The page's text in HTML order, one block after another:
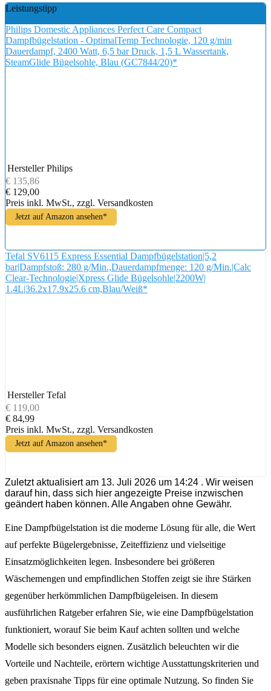
Leistungstipp
Philips Domestic Appliances Perfect Care Compact
Dampfbügelstation - OptimalTemp Technologie, 120 g/min
Dauerdampf, 2400 Watt, 6,5 bar Druck, 1,5 L Wassertank,
SteamGlide Bügelsohle, Blau (GC7844/20)*
Hersteller Philips
€ 135,86
€ 129,00
Preis inkl. MwSt., zzgl. Versandkosten
Jetzt auf Amazon ansehen*
Tefal SV6115 Express Essential Dampfbügelstation|5,2
bar|Dampfstoß: 280 g/Min.,Dauerdampfmenge: 120 g/Min.|Calc
Clear-Technologie|Xpress Glide Bügelsohle|2200W|
1.4L|36.2x17.9x25.6 cm,Blau/Weiß*
Hersteller Tefal
€ 119,00
€ 84,99
Preis inkl. MwSt., zzgl. Versandkosten
Jetzt auf Amazon ansehen*
Zuletzt aktualisiert am 13. Juli 2026 um 14:24 . Wir weisen
darauf hin, dass sich hier angezeigte Preise inzwischen
geändert haben können. Alle Angaben ohne Gewähr.
Eine Dampfbügelstation ist die moderne Lösung für alle, die Wert
auf perfekte Bügelergebnisse, Zeiteffizienz und vielseitige
Einsatzmöglichkeiten legen. Insbesondere bei größeren
Wäschemengen und empfindlichen Stoffen zeigt sie ihre Stärken
gegenüber herkömmlichen Dampfbügeleisen. In diesem
ausführlichen Ratgeber erfahren Sie, wie eine Dampfbügelstation
funktioniert, worauf Sie beim Kauf achten sollten und welche
Modelle sich besonders eignen. Zusätzlich beleuchten wir die
Vorteile und Nachteile, erörtern wichtige Ausstattungskriterien und
geben praxisnahe Tipps für eine optimale Nutzung. So finden Sie